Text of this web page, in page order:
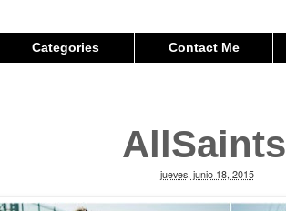
Categories Contact Me
AllSaints
jueves, junio 18, 2015